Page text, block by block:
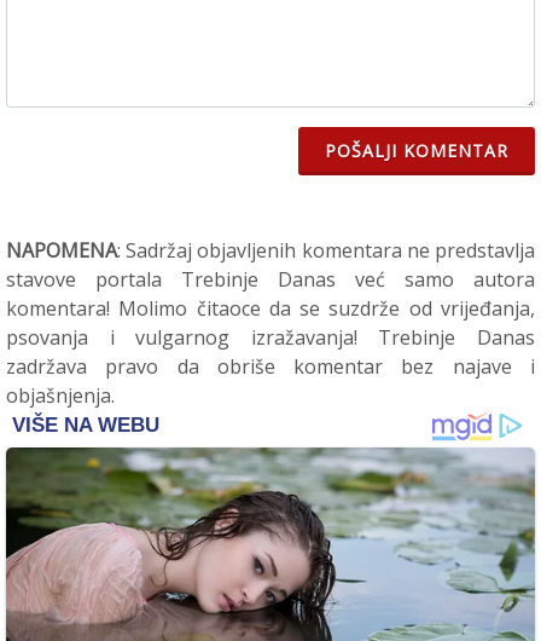
POŠALJI KOMENTAR
NAPOMENA: Sadržaj objavljenih komentara ne predstavlja
stavove portala Trebinje Danas već samo autora
komentara! Molimo čitaoce da se suzdrže od vrijeđanja,
psovanja i vulgarnog izražavanja! Trebinje Danas
zadržava pravo da obriše komentar bez najave i
objašnjenja.